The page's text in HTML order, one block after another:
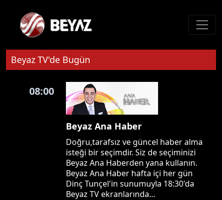
Beyaz TV'de Bugün
08:00
Beyaz Ana Haber
Doğru,tarafsız ve güncel haber alma
isteği bir seçimdir. Siz de seçiminizi
Beyaz Ana Haberden yana kullanın.
Beyaz Ana Haber hafta içi her gün
Dinç Tunçel'in sunumuyla 18:30'da
Beyaz TV ekranlarında...